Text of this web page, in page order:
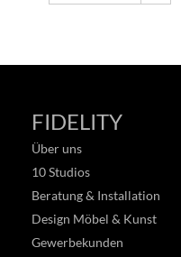
FIDELITY
Über uns
10 Studios
Beratung & Installation
Design Möbel & Kunst
Gewerbekunden